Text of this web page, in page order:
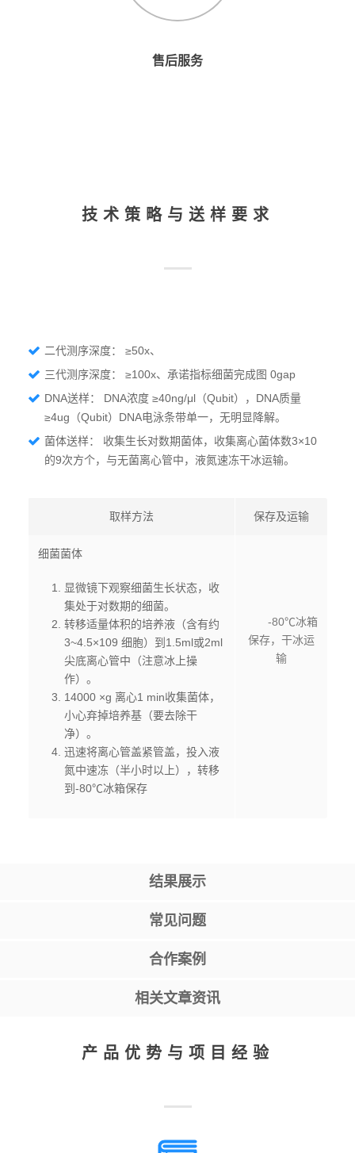
售后服务
技术策略 与送样要求
二代测序深度： ≥50x、
三代测序深度： ≥100x、承诺指标细菌完成图 0gap
DNA送样： DNA浓度 ≥40ng/μl（Qubit），DNA质量
≥4ug（Qubit）DNA电泳条带单一，无明显降解。
菌体送样： 收集生长对数期菌体，收集离心菌体数3×10
的9次方个，与无菌离心管中，液氮速冻干冰运输。
取样方法 保存及运输
细菌菌体
显微镜下观察细菌生长状态，收
集处于对数期的细菌。
转移适量体积的培养液（含有约
3~4.5×109 细胞）到1.5ml或2ml
尖底离心管中（注意冰上操
作）。
14000 ×g 离心1 min收集菌体，
小心弃掉培养基（要去除干
净）。
迅速将离心管盖紧管盖，投入液
氮中速冻（半小时以上），转移
到-80℃冰箱保存
-80℃冰箱
保存，干冰运
输
结果展示
常见问题
合作案例
相关文章资讯
产品优势与项目经验